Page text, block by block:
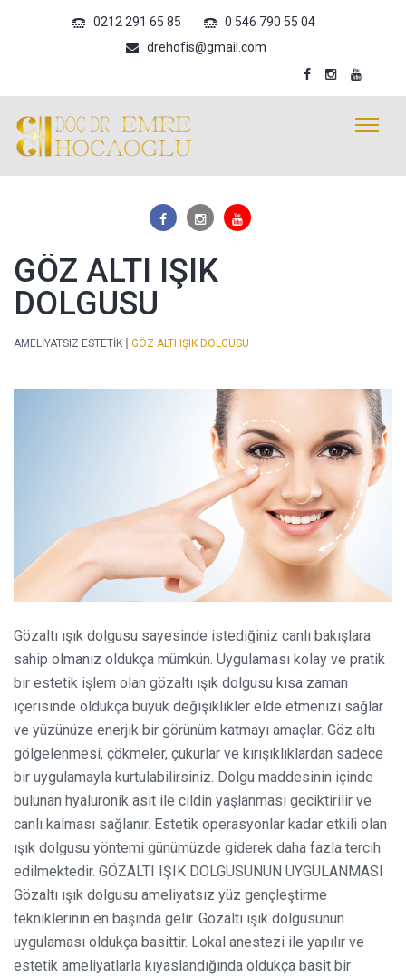
0212 291 65 85
0 546 790 55 04
drehofis@gmail.com
GÖZ ALTI IŞIK
DOLGUSU
AMELIYATSIZ ESTETIK GÖZ ALTI IŞIK DOLGUSU
Gözaltı ışık dolgusu sayesinde istediğiniz canlı bakışlara
sahip olmanız oldukça mümkün. Uygulaması kolay ve pratik
bir estetik işlem olan gözaltı ışık dolgusu kısa zaman
içerisinde oldukça büyük değişiklikler elde etmenizi sağlar
ve yüzünüze enerjik bir görünüm katmayı amaçlar. Göz altı
gölgelenmesi, çökmeler, çukurlar ve kırışıklıklardan sadece
bir uygulamayla kurtulabilirsiniz. Dolgu maddesinin içinde
bulunan hyaluronik asit ile cildin yaşlanması geciktirilir ve
canlı kalması sağlanır. Estetik operasyonlar kadar etkili olan
ışık dolgusu yöntemi günümüzde giderek daha fazla tercih
edilmektedir. GÖZALTI IŞIK DOLGUSUNUN UYGULANMASI
Gözaltı ışık dolgusu ameliyatsız yüz gençleştirme
tekniklerinin en başında gelir. Gözaltı ışık dolgusunun
uygulaması oldukça basittir. Lokal anestezi ile yapılır ve
estetik ameliyatlarla kıyaslandığında oldukça basit bir